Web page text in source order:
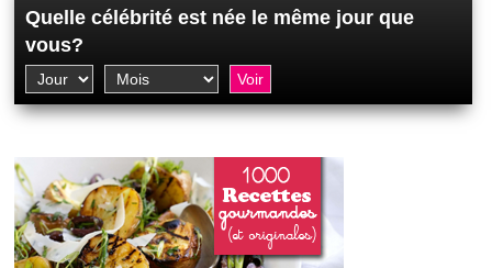
Quelle célébrité est née le même jour que
vous?